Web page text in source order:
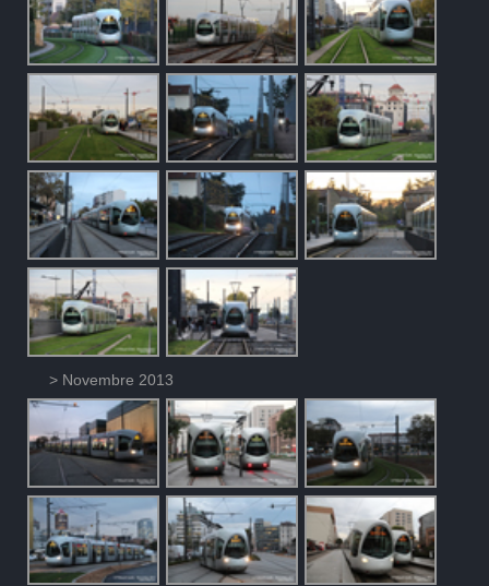
> Novembre 2013